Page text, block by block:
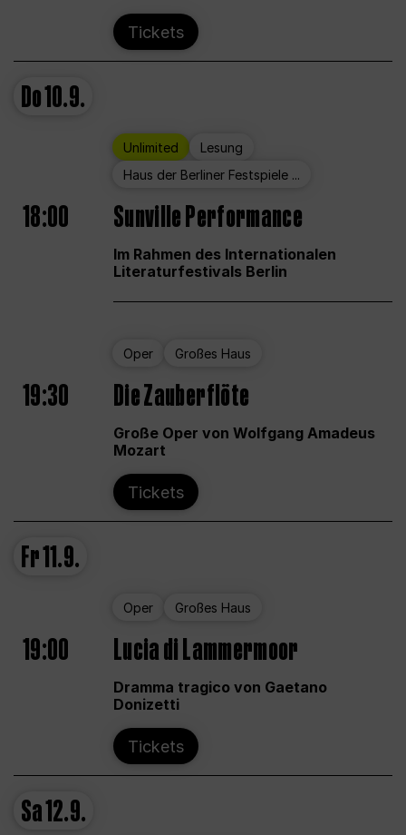
Tickets
Do10.9.
Unlimited
Lesung
Haus der Berliner Festspiele ...
18:00 Sunville Performance
Im Rahmen des Internationalen
Literaturfestivals Berlin
Oper Großes Haus
19:30 Die Zauberflöte
Große Oper von Wolfgang Amadeus
Mozart
Tickets
Fr11.9.
Oper Großes Haus
19:00 Lucia di Lammermoor
Dramma tragico von Gaetano
Donizetti
Tickets
Sa12.9.